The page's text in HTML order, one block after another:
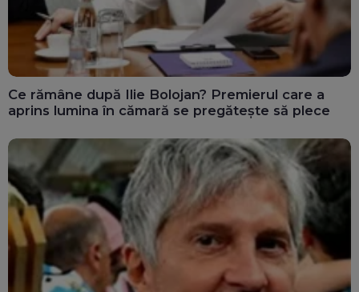
Ce rămâne după Ilie Bolojan? Premierul care a
aprins lumina în cămară se pregătește să plece